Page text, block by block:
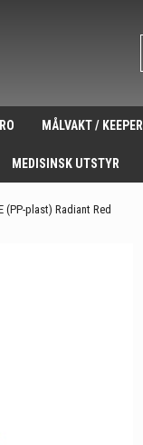
MÅLVAKT / KEEPER
MEDISINSK UTSTYR
(PP-plast) Radiant Red